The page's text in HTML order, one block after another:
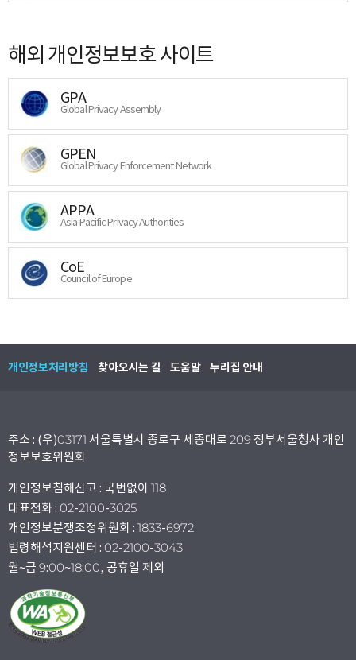
해외 개인정보보호 사이트
GPA
Global Privacy Assembly
GPEN
Global Privacy Enforcement Network
APPA
Asia Pacific Privacy Authorities
CoE
Council of Europe
개인정보처리방침 찾아오시는 길 도움말 누리집 안내
주소 : (우)03171 서울특별시 종로구 세종대로 209 정부서울청사 개인
정보보호위원회
개인정보침해신고 : 국번없이 118
대표전화 : 02-2100-3025
개인정보분쟁조정위원회 : 1833-6972
법령해석지원센터 : 02-2100-3043
월~금 9:00~18:00, 공휴일 제외